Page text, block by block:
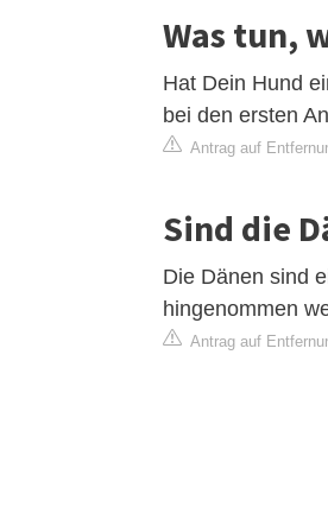
Was tun,
Hat Dein Hund
bei den ersten
Antrag auf
Sind die
Die Dänen sind
hingenommen
Antrag auf